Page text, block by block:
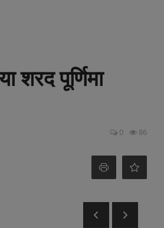
शरद पूर्णिमा
0 86